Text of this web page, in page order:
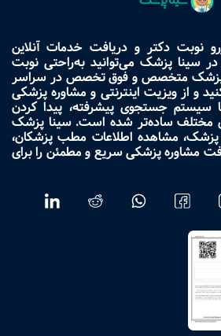
نوبت دکتر و دریافت خدمات آنلاین
سینا پزشک می‌توانید به‌راحتی نوبت
پزشک متخصص و فوق تخصص در سراسر
و از ویزیت اینترنتی و مشاوره پزشکی
سیستم جستجوی پیشرفته، پیدا کردن
مختلف ساده‌تر شده است. سینا پزشک
پزشک، مشاهده اطلاعات مطب پزشکان،
مشاوره پزشکی سریع و مطمئن را برای